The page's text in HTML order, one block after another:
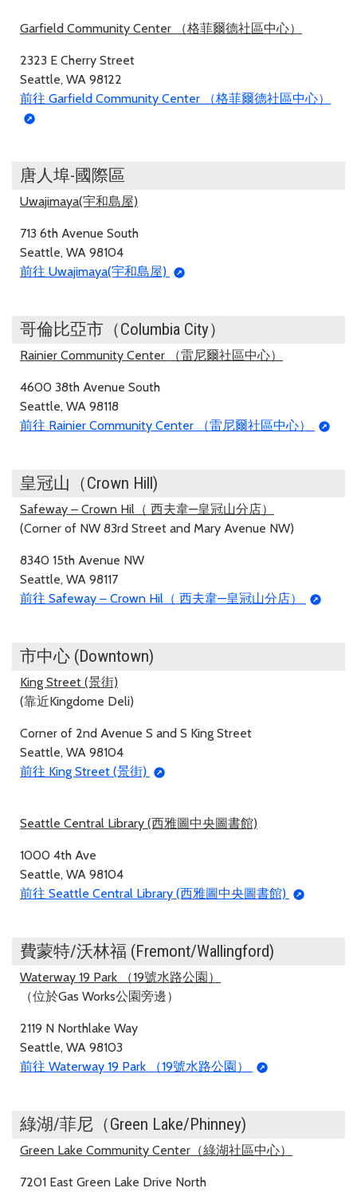
Garfield Community Center （格菲爾德社區中心）
2323 E Cherry Street
Seattle, WA 98122
前往 Garfield Community Center （格菲爾德社區中心）
唐人埠-國際區
Uwajimaya(宇和島屋)
713 6th Avenue South
Seattle, WA 98104
前往 Uwajimaya(宇和島屋)
哥倫比亞市（Columbia City）
Rainier Community Center （雷尼爾社區中心）
4600 38th Avenue South
Seattle, WA 98118
前往 Rainier Community Center （雷尼爾社區中心）
皇冠山（Crown Hill)
Safeway ‒ Crown Hil（ 西夫韋—皇冠山分店）
(Corner of NW 83rd Street and Mary Avenue NW)
8340 15th Avenue NW
Seattle, WA 98117
前往 Safeway ‒ Crown Hil（ 西夫韋—皇冠山分店）
市中心 (Downtown)
King Street (景街)
(靠近Kingdome Deli)
Corner of 2nd Avenue S and S King Street
Seattle, WA 98104
前往 King Street (景街)
Seattle Central Library (西雅圖中央圖書館)
1000 4th Ave
Seattle, WA 98104
前往 Seattle Central Library (西雅圖中央圖書館)
費蒙特/沃林福 (Fremont/Wallingford)
Waterway 19 Park （19號水路公園）
（位於Gas Works公園旁邊）
2119 N Northlake Way
Seattle, WA 98103
前往 Waterway 19 Park （19號水路公園）
綠湖/菲尼（Green Lake/Phinney)
Green Lake Community Center（綠湖社區中心）
7201 East Green Lake Drive North